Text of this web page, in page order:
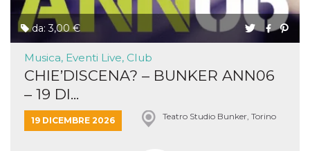
da: 3,00 €
Musica, Eventi Live, Club
CHIE’DISCENA? – BUNKER ANN06
– 19 DI...
19 DICEMBRE 2026 Teatro Studio Bunker, Torino